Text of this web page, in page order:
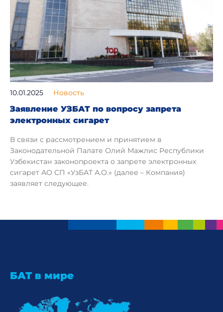
10.01.2025 Новость
Заявление УЗБАТ по вопросу запрета
электронных сигарет
В связи с рассмотрением и принятием в
Законодательной Палате Олий Мажлис Республики
Узбекистан законопроекта о запрете электронных
сигарет АО СП «УзБАТ А.О.» (далее – Компания)
заявляет следующее.
БАТ в мире